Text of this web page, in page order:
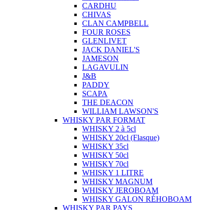
CARDHU
CHIVAS
CLAN CAMPBELL
FOUR ROSES
GLENLIVET
JACK DANIEL'S
JAMESON
LAGAVULIN
J&B
PADDY
SCAPA
THE DEACON
WILLIAM LAWSON'S
WHISKY PAR FORMAT
WHISKY 2 à 5cl
WHISKY 20cl (Flasque)
WHISKY 35cl
WHISKY 50cl
WHISKY 70cl
WHISKY 1 LITRE
WHISKY MAGNUM
WHISKY JEROBOAM
WHISKY GALON RÉHOBOAM
WHISKY PAR PAYS